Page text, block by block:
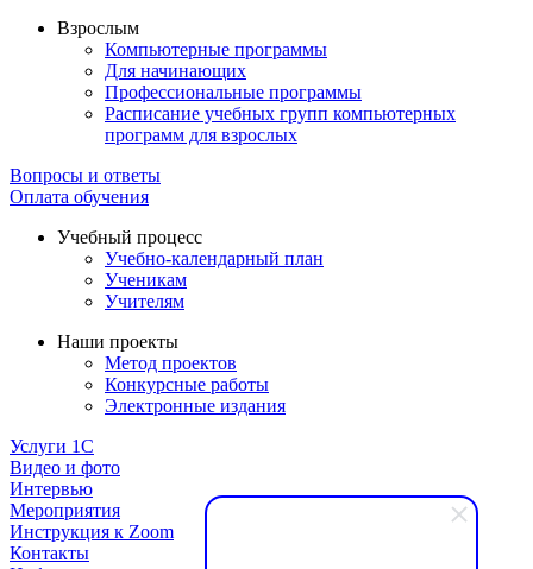
Взрослым
Компьютерные программы
Для начинающих
Профессиональные программы
Расписание учебных групп компьютерных
программ для взрослых
Вопросы и ответы
Оплата обучения
Учебный процесс
Учебно-календарный план
Ученикам
Учителям
Наши проекты
Метод проектов
Конкурсные работы
Электронные издания
Услуги 1C
Видео и фото
Интервью
Мероприятия
Инструкция к Zoom
Контакты